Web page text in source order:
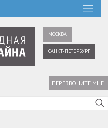
МОСКВА
САНКТ-ПЕТЕРБУРГ
ПЕРЕЗВОНИТЕ МНЕ!